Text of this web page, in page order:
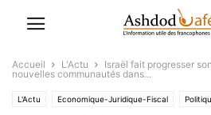
Accueil L'Actu
Israël fait progresser
nouvelles communautés dans...
L'Actu Economique-Juridique-Fiscal